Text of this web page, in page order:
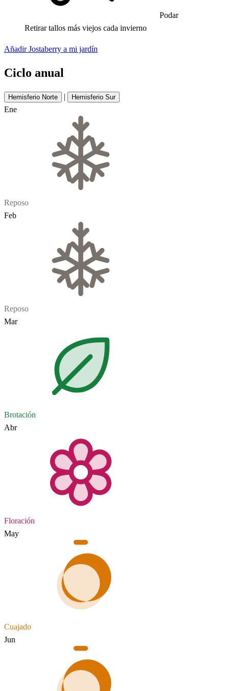
Podar
Retirar tallos más viejos cada invierno
Añadir Jostaberry a mi jardín
Ciclo anual
Hemisferio Norte | Hemisferio Sur
Ene
Reposo
Feb
Reposo
Mar
Brotación
Abr
Floración
May
Cuajado
Jun